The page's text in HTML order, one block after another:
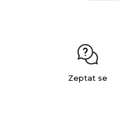
Zeptat se